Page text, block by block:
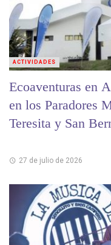
Ecoaventuras en
en los Paradores
Teresita y San
27 de julio de 2026
ACTIVIDADES